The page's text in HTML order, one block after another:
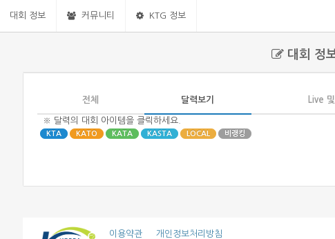
대회 정보 커뮤니티 KTG 정보
대회 정
전체 달력보기 Live
※ 달력의 대회 아이템을 클릭하세요.
KTA KATO KATA KASTA LOCAL 비랭킹
이용약관
개인정보처리방침